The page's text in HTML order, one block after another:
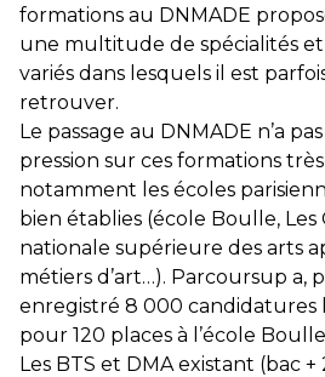
formations au DNMADE
une multitude de spécialités
variés dans lesquels il est
retrouver.
Le passage au DNMADE n’a
pression sur ces formations
notamment les écoles
bien établies (école Boulle, Les
nationale supérieure des arts
métiers d’art…). Parcoursup a,
enregistré 8 000 candidatures
pour 120 places à l’école
Les BTS et DMA existant (bac +